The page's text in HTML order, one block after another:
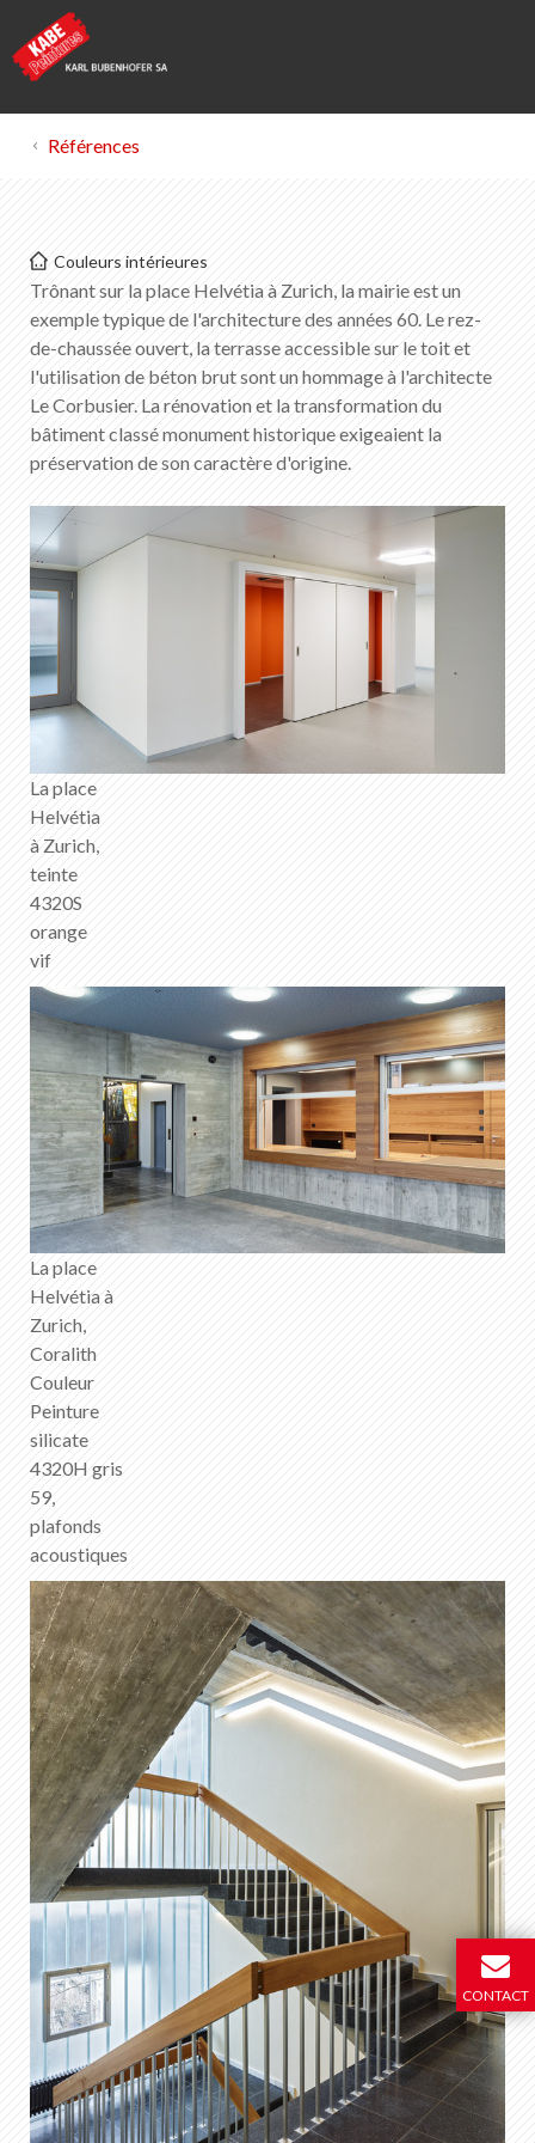
Place de l'Helvétie Zurich
Liste des favoris
Téléchargements
Points de vente
DE
FR EN
Références
Couleurs intérieures
Trônant sur la place Helvétia à Zurich, la mairie est un
exemple typique de l'architecture des années 60. Le rez-
de-chaussée ouvert, la terrasse accessible sur le toit et
l'utilisation de béton brut sont un hommage à l'architecte
Le Corbusier. La rénovation et la transformation du
bâtiment classé monument historique exigeaient la
préservation de son caractère d'origine.
La place
Helvétia
à Zurich,
teinte
4320S
orange
vif
La place
Helvétia à
Zurich,
Coralith
Couleur
Peinture
silicate
4320H gris
59,
plafonds
acoustiques
CONTACT